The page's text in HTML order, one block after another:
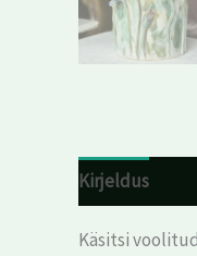
Kirjeldus
Käsitsi